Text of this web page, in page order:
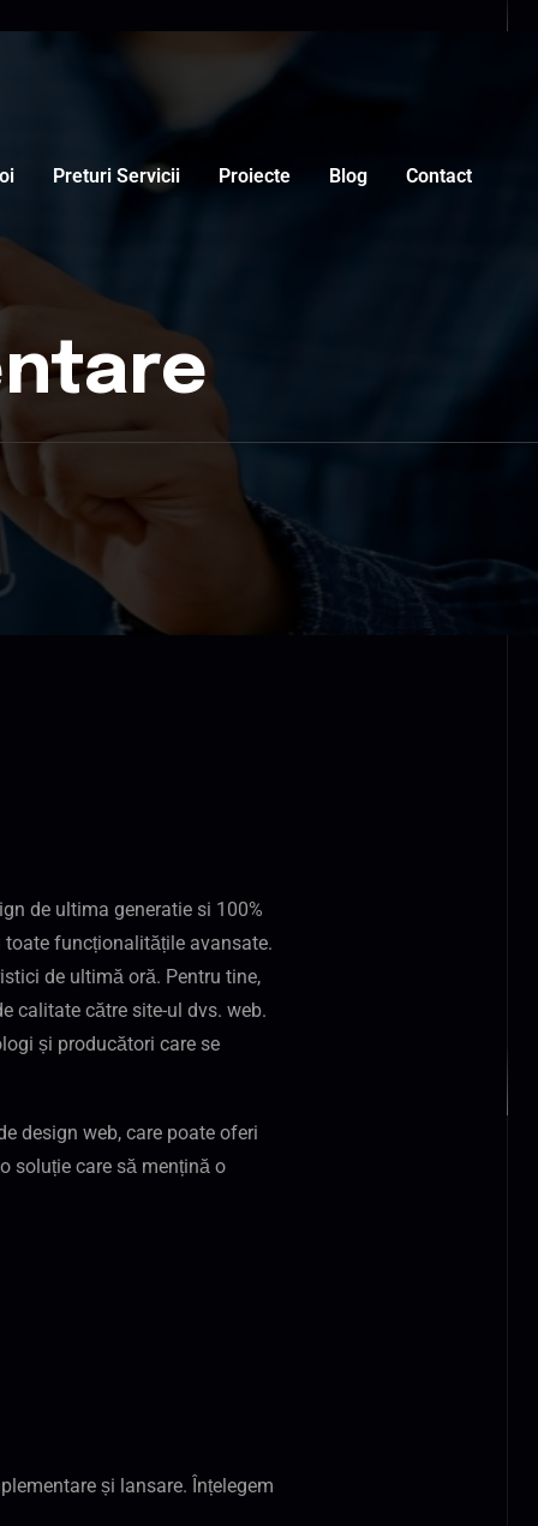
Preturi Servicii Proiecte Blog Contact
de ultima generatie si 100%
funcționalitățile avansate.
de ultimă oră. Pentru tine,
calitate către site-ul dvs. web.
și producători care se
design web, care poate oferi
soluție care să mențină o
și lansare. Înțelegem